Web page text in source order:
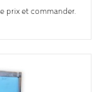
prix et commander.